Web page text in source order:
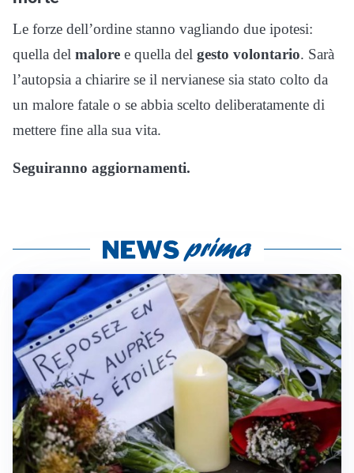
Le forze dell’ordine stanno vagliando due ipotesi:
quella del malore e quella del gesto volontario. Sarà
l’autopsia a chiarire se il nervianese sia stato colto da
un malore fatale o se abbia scelto deliberatamente di
mettere fine alla sua vita.
Seguiranno aggiornamenti.